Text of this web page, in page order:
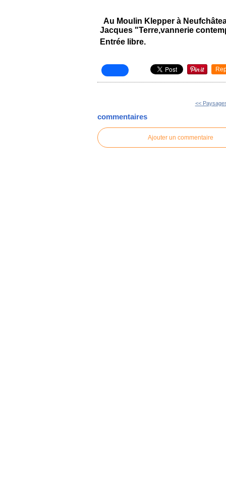
Au Moulin Klepper à
Jacques "Terre,vannerie
Entrée libre.
<<
commentaires
Ajouter un commentaire